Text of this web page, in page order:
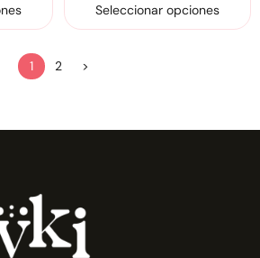
Seleccionar opciones
1 2 >